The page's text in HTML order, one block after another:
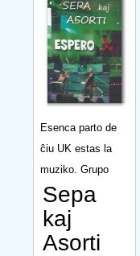
Esenca parto de
ĉiu UK estas la
muziko. Grupo
Sepa
kaj
Asorti